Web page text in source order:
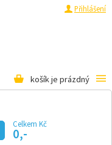
Přihlášení
košík je prázdný
Celkem Kč
0,-